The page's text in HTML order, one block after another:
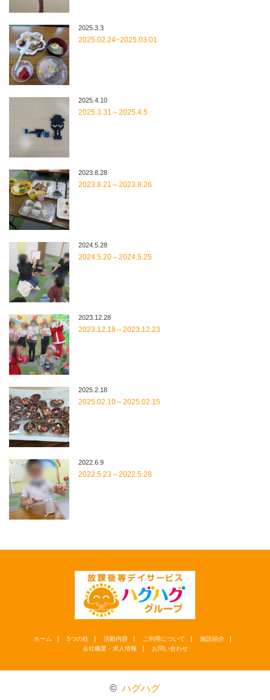
2025.3.3
2025.02.24~2025.03.01
2025.4.10
2025.3.31～2025.4.5
2023.8.28
2023.8.21～2023.8.26
2024.5.28
2024.5.20～2024.5.25
2023.12.28
2023.12.18～2023.12.23
2025.2.18
2025.02.10～2025.02.15
2022.6.9
2022.5.23～2022.5.28
ホーム 5つの柱 活動内容 ご利用について
施設紹介
会社概要・求人情報
お問い合わせ
© ハグハグ